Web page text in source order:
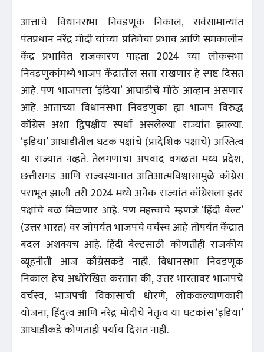
आत्ताचे विधानसभा निवडणूक निकाल, सर्वसामान्यांत
पंतप्रधान नरेंद्र मोदी यांच्या प्रतिमेचा प्रभाव आणि समकालीन
केंद्र प्रभावित राजकारण पाहता 2024 च्या लोकसभा
निवडणुकांमध्ये भाजप केंद्रातील सत्ता राखणार हे स्पष्ट दिसत
आहे. पण भाजपला ‘इंडिया’ आघाडीचे मोठे आव्हान असणार
आहे. आताच्या विधानसभा निवडणुका ह्या भाजप विरुद्ध
काँग्रेस अशा द्विपक्षीय स्पर्धा असलेल्या राज्यांत झाल्या.
‘इंडिया’ आघाडीतील घटक पक्षांचे (प्रादेशिक पक्षांचे) अस्तित्व
या राज्यात नव्हते. तेलंगणाचा अपवाद वगळता मध्य प्रदेश,
छत्तीसगड आणि राज्यस्थानात अतिआत्मविश्वासामुळे काँग्रेस
पराभूत झाली तरी 2024 मध्ये अनेक राज्यांत काँग्रेसला इतर
पक्षांचे बळ मिळणार आहे. पण महत्त्वाचे म्हणजे ‘हिंदी बेल्ट’
(उत्तर भारत) वर जोपर्यंत भाजपचे वर्चस्व आहे तोपर्यंत केंद्रात
बदल अशक्यच आहे. हिंदी बेल्टसाठी कोणतीही राजकीय
व्यूहनीती आज काँग्रेसकडे नाही. विधानसभा निवडणूक
निकाल हेच अधोरेखित करतात की, उत्तर भारतावर भाजपचे
वर्चस्व, भाजपची विकासाची धोरणे, लोककल्याणकारी
योजना, हिंदुत्व आणि नरेंद्र मोदींचे नेतृत्व या घटकांस ‘इंडिया’
आघाडीकडे कोणताही पर्याय दिसत नाही.